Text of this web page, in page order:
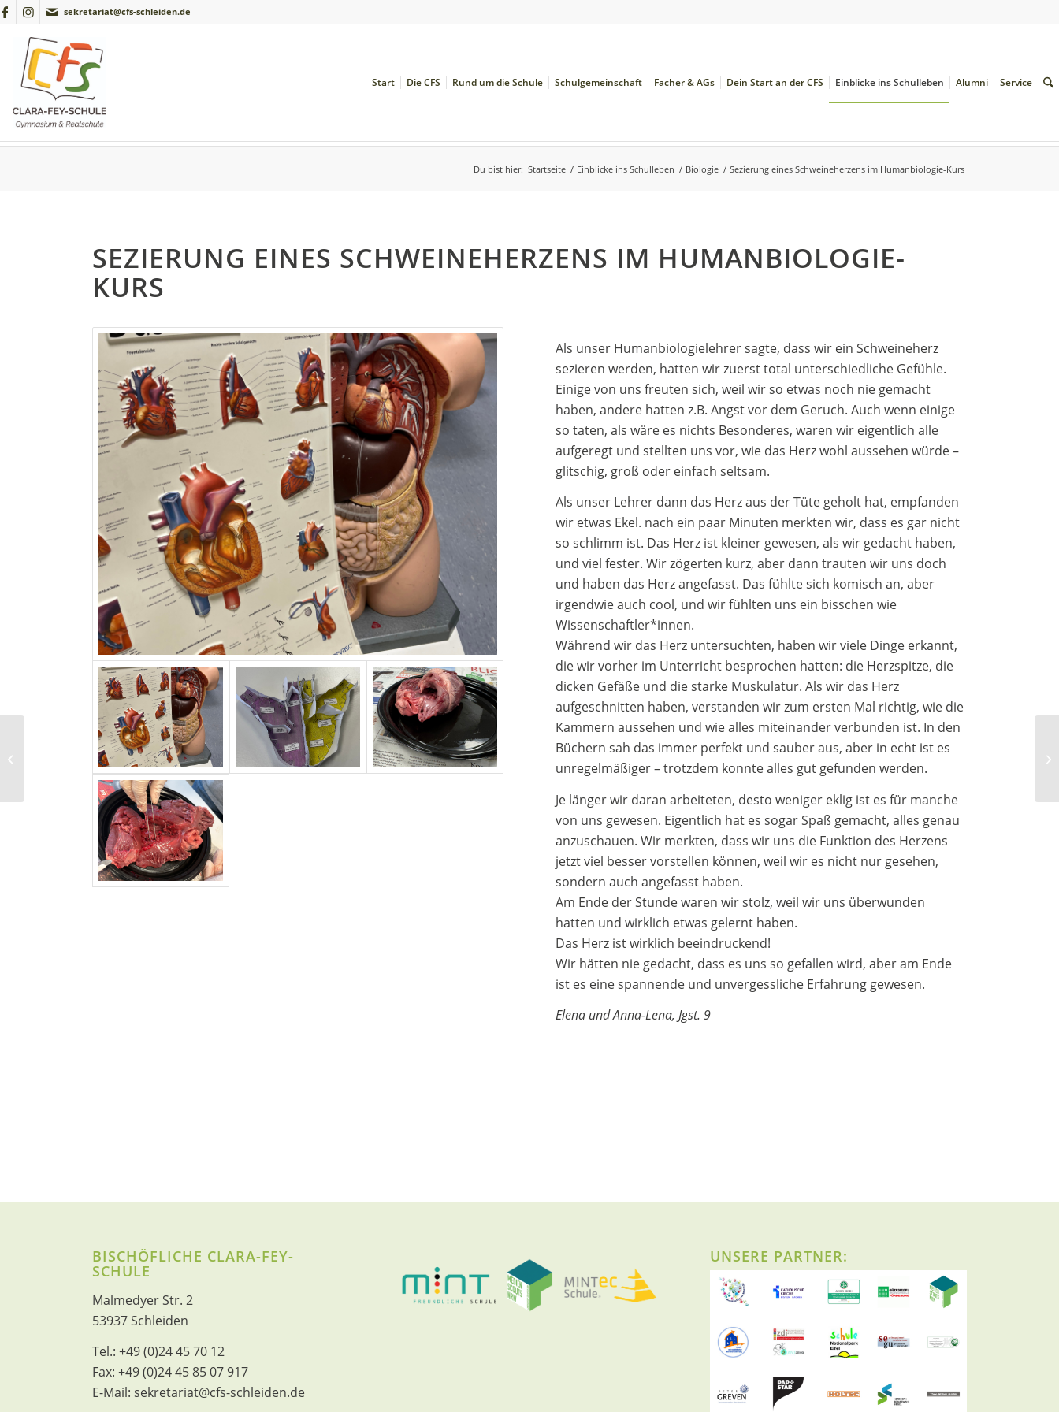
sekretariat@cfs-schleiden.de
Start Die CFS Rund um die Schule Schulgemeinschaft Fächer & AGs Dein Start an der CFS Einblicke ins Schulleben Alumni Service
Du bist hier: Startseite / Einblicke ins Schulleben / Biologie / Sezierung eines Schweineherzens im Humanbiologie-Kurs
SEZIERUNG EINES SCHWEINEHERZENS IM HUMANBIOLOGIE-
KURS
Als unser Humanbiologielehrer sagte, dass wir ein Schweineherz
sezieren werden, hatten wir zuerst total unterschiedliche Gefühle.
Einige von uns freuten sich, weil wir so etwas noch nie gemacht
haben, andere hatten z.B. Angst vor dem Geruch. Auch wenn einige
so taten, als wäre es nichts Besonderes, waren wir eigentlich alle
aufgeregt und stellten uns vor, wie das Herz wohl aussehen würde –
glitschig, groß oder einfach seltsam.
Als unser Lehrer dann das Herz aus der Tüte geholt hat, empfanden
wir etwas Ekel. nach ein paar Minuten merkten wir, dass es gar nicht
so schlimm ist. Das Herz ist kleiner gewesen, als wir gedacht haben,
und viel fester. Wir zögerten kurz, aber dann trauten wir uns doch
und haben das Herz angefasst. Das fühlte sich komisch an, aber
irgendwie auch cool, und wir fühlten uns ein bisschen wie
Wissenschaftler*innen.
Während wir das Herz untersuchten, haben wir viele Dinge erkannt,
die wir vorher im Unterricht besprochen hatten: die Herzspitze, die
dicken Gefäße und die starke Muskulatur. Als wir das Herz
aufgeschnitten haben, verstanden wir zum ersten Mal richtig, wie die
Kammern aussehen und wie alles miteinander verbunden ist. In den
Büchern sah das immer perfekt und sauber aus, aber in echt ist es
unregelmäßiger – trotzdem konnte alles gut gefunden werden.
Je länger wir daran arbeiteten, desto weniger eklig ist es für manche
von uns gewesen. Eigentlich hat es sogar Spaß gemacht, alles genau
anzuschauen. Wir merkten, dass wir uns die Funktion des Herzens
jetzt viel besser vorstellen können, weil wir es nicht nur gesehen,
sondern auch angefasst haben.
Am Ende der Stunde waren wir stolz, weil wir uns überwunden
hatten und wirklich etwas gelernt haben.
Das Herz ist wirklich beeindruckend!
Wir hätten nie gedacht, dass es uns so gefallen wird, aber am Ende
ist es eine spannende und unvergessliche Erfahrung gewesen.
Elena und Anna-Lena, Jgst. 9
BISCHÖFLICHE CLARA-FEY-
SCHULE
Malmedyer Str. 2
53937 Schleiden
Tel.:+49 (0)24 45 70 12
Fax:+49 (0)24 45 85 07 917
E-Mail:sekretariat@cfs-schleiden.de
UNSERE PARTNER:
Glückwünsche an
unseren Mathematik-
Wettbewerbskurs –